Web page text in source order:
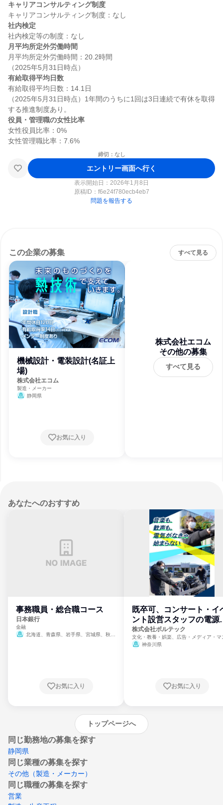
キャリアコンサルティング制度
社内検定
月平均所定外労働時間
月平均所定外労働時間：20.2時間
有給取得平均日数
有給取得平均日数：14.1日
（2025年5月31日時点）1年間のうちに1回は3日連続で有休を取得
役員・管理職の女性比率
女性役員比率：0%
締切：なし
エントリー画面へ行く
表示開始日：2026年1月8日
原稿ID： f6e24f780ecb4eb7
問題を報告する
この企業の募集 すべて見る
機械設計・電装設計(名証上
場)
株式会社エコム
製造・メーカー
静岡県
お気に入り
株式会社エコム
その他の募集
すべて見る
あなたへのおすすめ
事務職員・総合職コース
日本銀行
金融
北海道、青森県、岩手県、宮城県、秋田
崎県、熊本県、大分県、宮崎県、鹿児島県、
お気に入り
既卒可、コンサート・イ
ント設営スタッフの電源
門
株式会社ボルテック
文化・教養・娯楽、広告・メディア・マ
ミ、電力・ガス・水道・エネルギー
神奈川県
お気に入り
トップページへ
同じ勤務地の募集を探す
静岡県
同じ業種の募集を探す
その他（製造・メーカー）
同じ職種の募集を探す
営業